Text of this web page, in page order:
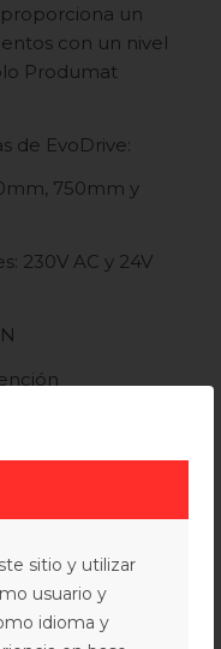
sitio y utilizar
usuario y
idioma y
un
con un nivel
Produmat
de EvoDrive:
750mm y
230V AC y 24V
IP 55
DEC
EuroDrive.